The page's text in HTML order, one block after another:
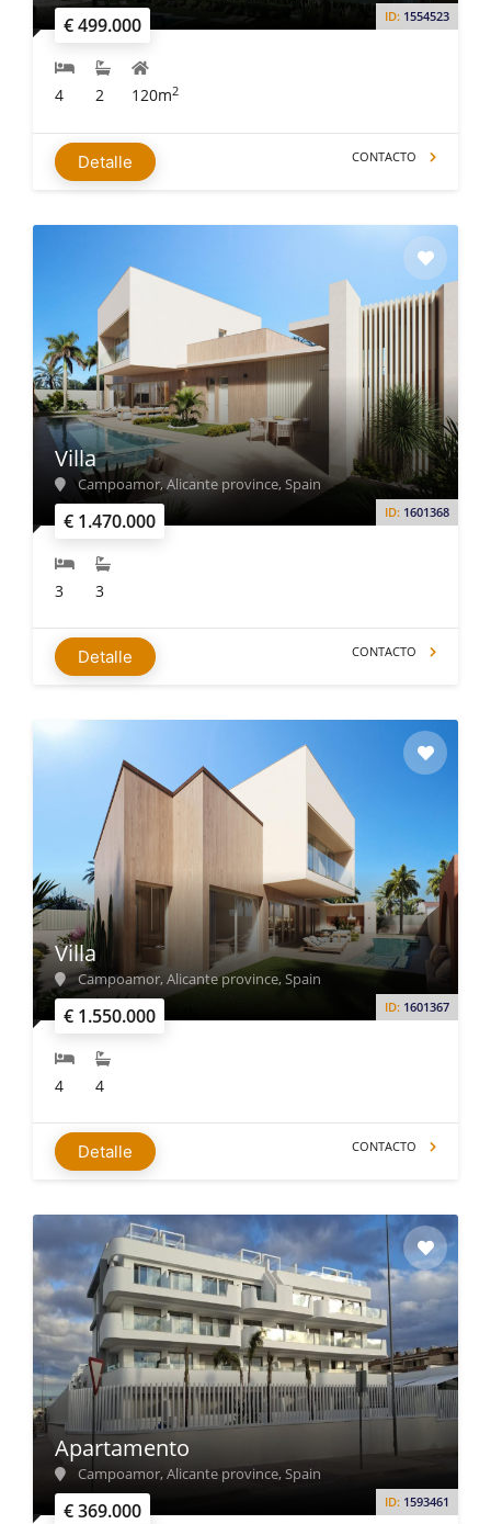
€ 499.000 ID: 1554523
4 2 120m2
Detalle CONTACTO
€ 1.470.000 ID: 1601368
Villa
Campoamor, Alicante province, Spain
3 3
Detalle CONTACTO
€ 1.550.000 ID: 1601367
Villa
Campoamor, Alicante province, Spain
4 4
Detalle CONTACTO
€ 369.000 ID: 1593461
Apartamento
Campoamor, Alicante province, Spain